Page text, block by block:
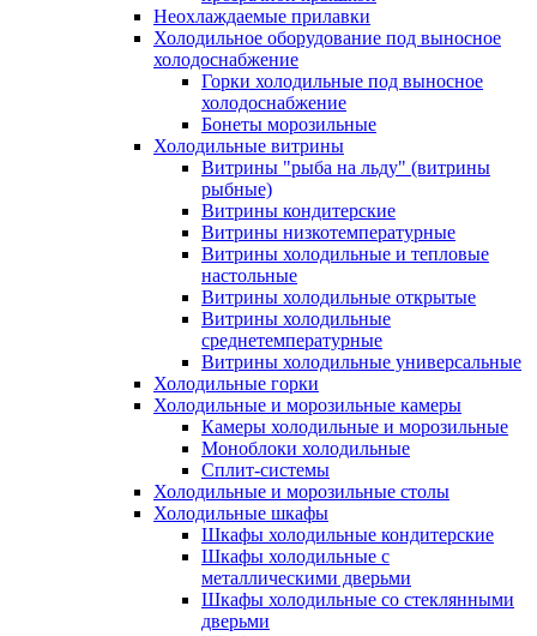
Неохлаждаемые прилавки
Холодильное оборудование под выносное
холодоснабжение
Горки холодильные под выносное
холодоснабжение
Бонеты морозильные
Холодильные витрины
Витрины "рыба на льду" (витрины
рыбные)
Витрины кондитерские
Витрины низкотемпературные
Витрины холодильные и тепловые
настольные
Витрины холодильные открытые
Витрины холодильные
среднетемпературные
Витрины холодильные универсальные
Холодильные горки
Холодильные и морозильные камеры
Камеры холодильные и морозильные
Моноблоки холодильные
Сплит-системы
Холодильные и морозильные столы
Холодильные шкафы
Шкафы холодильные кондитерские
Шкафы холодильные с
металлическими дверьми
Шкафы холодильные со стеклянными
дверьми